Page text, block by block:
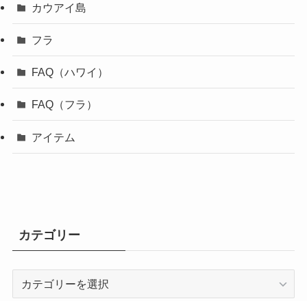
カウアイ島
フラ
FAQ（ハワイ）
FAQ（フラ）
アイテム
カテゴリー